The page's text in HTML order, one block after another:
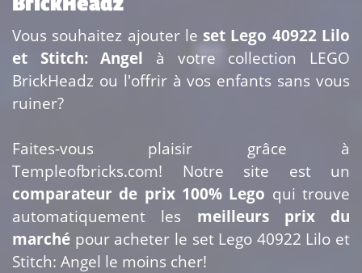
Vous souhaitez ajouter le set Lego 40922 Lilo
et Stitch: Angel à votre collection LEGO
BrickHeadz ou l'offrir à vos enfants sans vous
ruiner?
Faites-vous plaisir grâce à
Templeofbricks.com! Notre site est un
comparateur de prix 100% Lego qui trouve
automatiquement les meilleurs prix du
marché pour acheter le set Lego 40922 Lilo et
Stitch: Angel le moins cher!